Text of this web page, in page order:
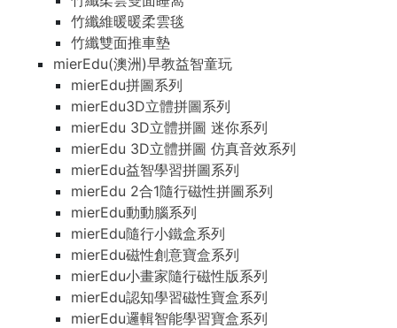
竹纖維暖暖柔雲毯
竹纖雙面推車墊
mierEdu(澳洲)早教益智童玩
mierEdu拼圖系列
mierEdu3D立體拼圖系列
mierEdu 3D立體拼圖 迷你系列
mierEdu 3D立體拼圖 仿真音效系列
mierEdu益智學習拼圖系列
mierEdu 2合1隨行磁性拼圖系列
mierEdu動動腦系列
mierEdu隨行小鐵盒系列
mierEdu磁性創意寶盒系列
mierEdu小畫家隨行磁性版系列
mierEdu認知學習磁性寶盒系列
mierEdu邏輯智能學習寶盒系列